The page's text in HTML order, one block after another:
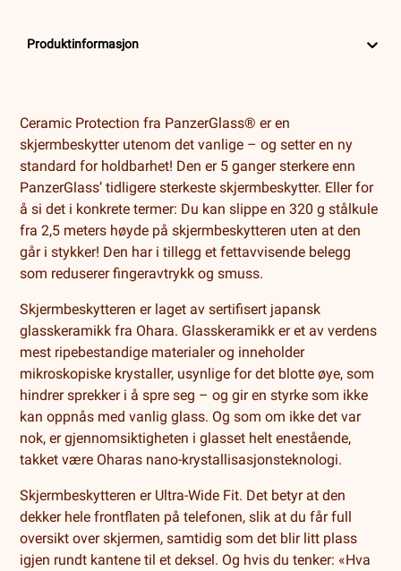
Produktinformasjon
Ceramic Protection fra PanzerGlass® er en
skjermbeskytter utenom det vanlige – og setter en ny
standard for holdbarhet! Den er 5 ganger sterkere enn
PanzerGlass’ tidligere sterkeste skjermbeskytter. Eller for
å si det i konkrete termer: Du kan slippe en 320 g stålkule
fra 2,5 meters høyde på skjermbeskytteren uten at den
går i stykker! Den har i tillegg et fettavvisende belegg
som reduserer fingeravtrykk og smuss.
Skjermbeskytteren er laget av sertifisert japansk
glasskeramikk fra Ohara. Glasskeramikk er et av verdens
mest ripebestandige materialer og inneholder
mikroskopiske krystaller, usynlige for det blotte øye, som
hindrer sprekker i å spre seg – og gir en styrke som ikke
kan oppnås med vanlig glass. Og som om ikke det var
nok, er gjennomsiktigheten i glasset helt enestående,
takket være Oharas nano-krystallisasjonsteknologi.
Skjermbeskytteren er Ultra-Wide Fit. Det betyr at den
dekker hele frontflaten på telefonen, slik at du får full
oversikt over skjermen, samtidig som det blir litt plass
igjen rundt kantene til et deksel. Og hvis du tenker: «Hva